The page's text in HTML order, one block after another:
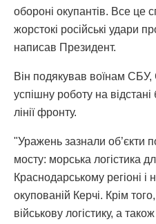
обороні окупантів. Все це
жорстокі російські удари
написав Президент.
Він подякував воїнам
успішну роботу на відстані
лінії фронту.
"Уражень зазнали об’єкти
мосту: морська логістика
Краснодарському регіоні
окупованій Керчі. Крім
військову логістику, а